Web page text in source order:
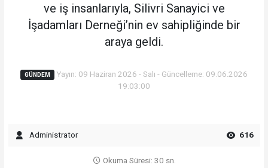
ve iş insanlarıyla, Silivri Sanayici ve
İşadamları Derneği’nin ev sahipliğinde bir
araya geldi.
GÜNDEM
Yayın: 09 Haziran 2026 - Salı - Güncelleme: 09.06.2026
19:03:00
Administrator 616
Okuma Süresi: 30 sn.